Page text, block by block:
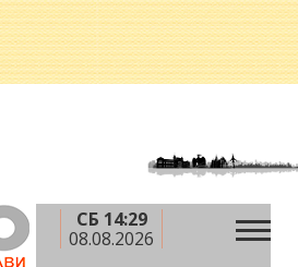
СБ 14:29
08.08.2026
Під Горлівкою загинув